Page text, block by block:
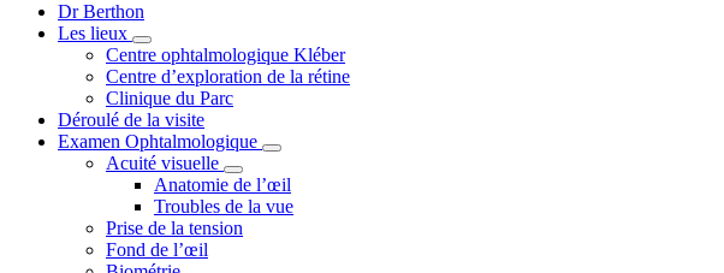
Dr Berthon
Les lieux
Centre ophtalmologique Kléber
Centre d’exploration de la rétine
Clinique du Parc
Déroulé de la visite
Examen Ophtalmologique
Acuité visuelle
Anatomie de l’œil
Troubles de la vue
Prise de la tension
Fond de l’œil